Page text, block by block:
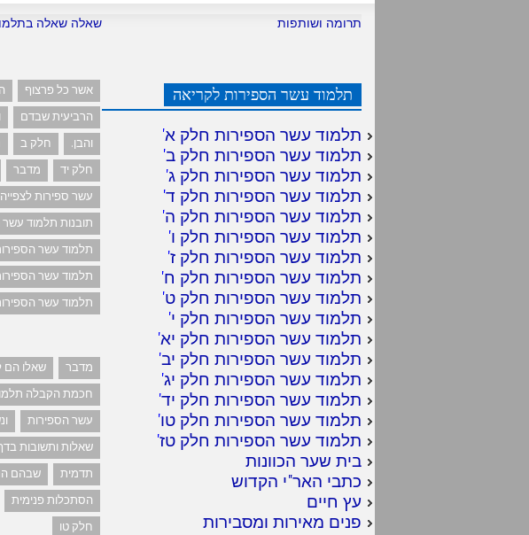
תרומה ושותפות
תלמוד עשר הספירות לקריאה
תלמוד עשר הספירות חלק א'
תלמוד עשר הספירות חלק ב'
תלמוד עשר הספירות חלק ג'
תלמוד עשר הספירות חלק ד'
תלמוד עשר הספירות חלק ה'
תלמוד עשר הספירות חלק ו'
תלמוד עשר הספירות חלק ז'
תלמוד עשר הספירות חלק ח'
תלמוד עשר הספירות חלק ט'
תלמוד עשר הספירות חלק י'
תלמוד עשר הספירות חלק יא'
תלמוד עשר הספירות חלק יב'
תלמוד עשר הספירות חלק יג'
תלמוד עשר הספירות חלק יד'
תלמוד עשר הספירות חלק טו'
תלמוד עשר הספירות חלק טז'
בית שער הכוונות
כתבי האר"י הקדוש
עץ חיים
פנים מאירות ומסבירות
שאלה שאלה
אשר כל פרצוף
הרביעית שבדם
והבן.
חלק ב
חלק יד
מדבר
עשר ספירות לצפייה
תובנות תלמוד
תלמוד עשר
תלמוד עשר
תלמוד עשר
מדבר שאלו הם
חכמת הקבלה
עשר הספירות
שאלות ותשובות
תדמית
שבהם
הסתכלות פנימית
חלק טו